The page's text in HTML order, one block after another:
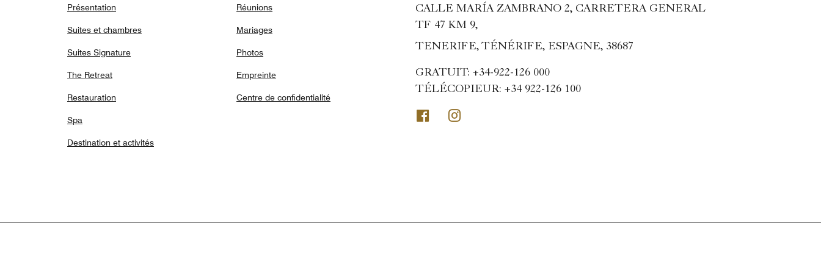
Présentation
Suites et chambres
Suites Signature
The Retreat
Restauration
Spa
Destination et activités
Réunions
Mariages
Photos
Empreinte
Centre de confidentialité
CALLE MARÍA ZAMBRANO 2, CARRETERA GENERAL
TF 47 KM 9,
TENERIFE, TÉNÉRIFE, ESPAGNE, 38687
GRATUIT: +34-922-126 000
TÉLÉCOPIEUR: +34 922-126 100
Facebook